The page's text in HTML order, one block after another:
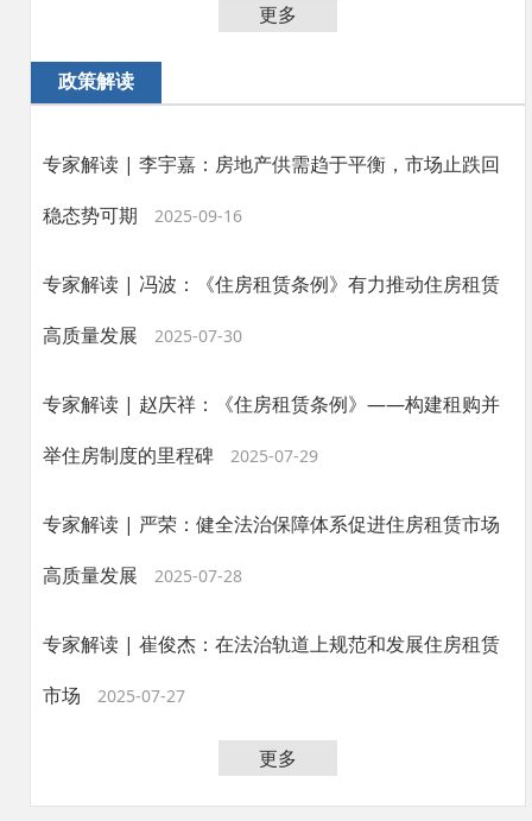
更多
政策解读
专家解读 | 李宇嘉：房地产供需趋于平衡，市场止跌回
稳态势可期
2025-09-16
专家解读 | 冯波：《住房租赁条例》有力推动住房租赁
高质量发展
2025-07-30
专家解读 | 赵庆祥：《住房租赁条例》——构建租购并
举住房制度的里程碑
2025-07-29
专家解读 | 严荣：健全法治保障体系促进住房租赁市场
高质量发展
2025-07-28
专家解读 | 崔俊杰：在法治轨道上规范和发展住房租赁
市场
2025-07-27
更多